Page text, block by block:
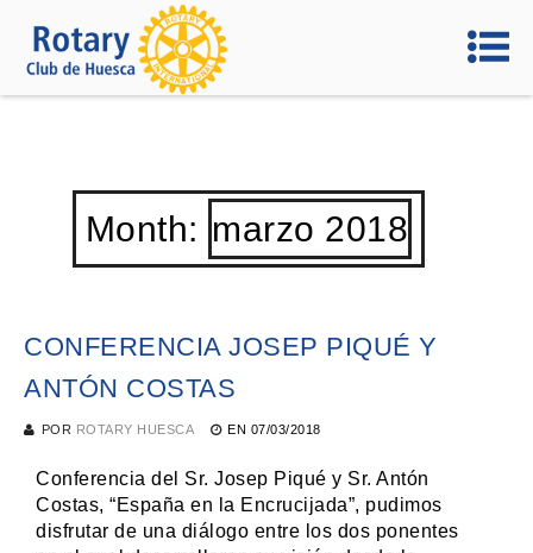
Month: marzo 2018
CONFERENCIA JOSEP PIQUÉ Y
ANTÓN COSTAS
POR ROTARY HUESCA EN 07/03/2018
Conferencia del Sr. Josep Piqué y Sr. Antón
Costas, “España en la Encrucijada”, pudimos
disfrutar de una diálogo entre los dos ponentes